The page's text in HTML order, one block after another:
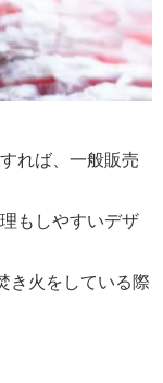
れば、一般販売
もしやすいデザ
き火をしている際